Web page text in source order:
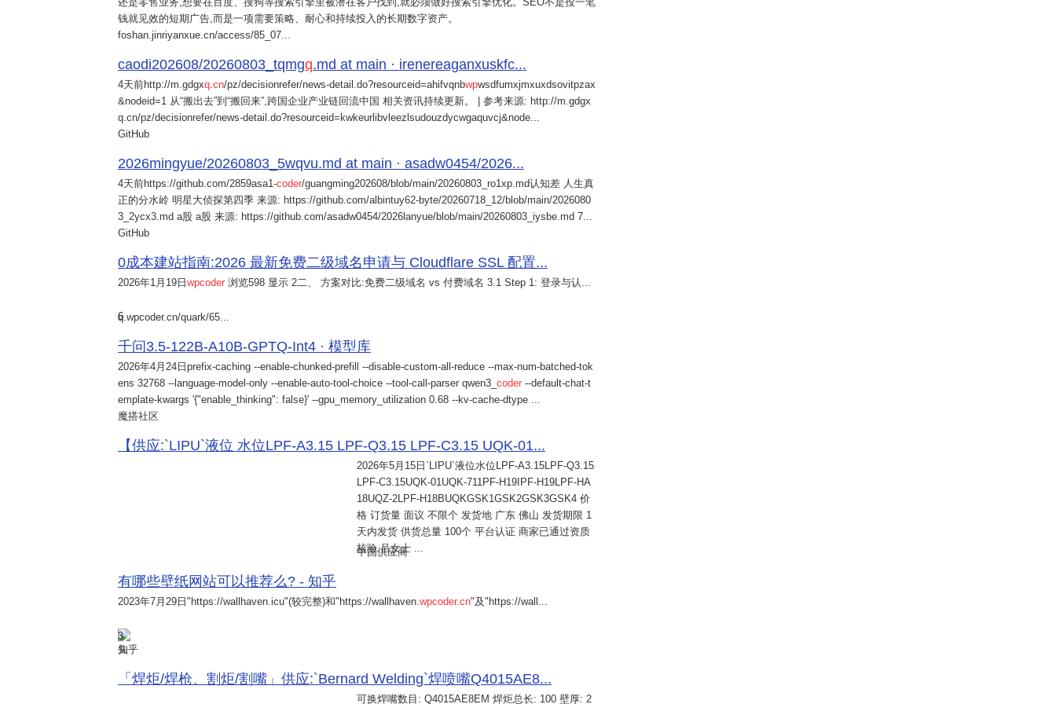
钱就见效的短期广告,而是一项需要策略、耐心和持续投入的长期数字资产。
foshan.jinriyanxue.cn/access/85_07...
caodi202608/20260803_tqmgq.md at main · irenereaganxuskfc...
4天前http://m.gdgxq cn/pz/decisionrefer/news-detail.do?resourceid=ahifvqnbwpwsdfumxjmxuxdsovitpzax
&nodeid=1 从“搬出去”到“搬回来”,跨国企业产业链回流中国 相关资讯持续更新。 | 参考来源: http://m.gdgx
q.cn/pz/decisionrefer/news-detail.do?resourceid=kwkeurlibvleezlsudouzdycwgaquvcj&node...
GitHub
2026mingyue/20260803_5wqvu.md at main · asadw0454/2026...
4天前https://github.com/2859asa1-coder/guangming202608/blob/main/20260803_ro1xp.md认知差 人生真
正的分水岭 明星大侦探第四季 来源: https://github.com/albintuy62-byte/20260718_12/blob/main/2026080
3_2ycx3.md a股 a股 来源: https://github.com/asadw0454/2026lanyue/blob/main/20260803_iysbe.md 7...
GitHub
0成本建站指南:2026 最新免费二级域名申请与 Cloudflare SSL 配置...
2026年1月19日wpcoder 浏览598 显示 2二、 方案对比:免费二级域名 vs 付费域名 3.1 Step 1: 登录与认...
6
q.wpcoder.cn/quark/65...
千问3.5-122B-A10B-GPTQ-Int4 · 模型库
2026年4月24日 prefix-caching --enable-chunked-prefill --disable-custom-all-reduce --max-num-batched-tok
ens 32768 --language-model-only --enable-auto-tool-choice --tool-call-parser qwen3_ coder --default-chat-t
emplate-kwargs '{"enable_thinking": false}' --gpu_memory_utilization 0.68 --kv-cache-dtype ...
魔搭社区
【供应:`LIPU`液位 水位LPF-A3.15 LPF-Q3.15 LPF-C3.15 UQK-01...
2026年5月15日 `LIPU`液位水位LPF-A3.15LPF-Q3.15
LPF-C3.15UQK-01UQK-711PF-H19IPF-H19LPF-HA
18UQZ-2LPF-H18BUQKGSK1GSK2GSK3GSK4 价
格 订货量 面议 不限个 发货地 广东 佛山 发货期限 1
天内发货 供货总量 100个 平台认证 商家已通过资质
核验 吕女士 ...
中国供应商
有哪些壁纸网站可以推荐么? - 知乎
2023年7月29日 "https://wallhaven.icu"(较完整)和"https://wallhaven.wpcoder.cn"及"https://wall...
3
知乎
「焊炬/焊枪、割炬/割嘴」供应:`Bernard Welding`焊喷嘴Q4015AE8...
可换焊嘴数目: Q4015AE8EM 焊炬总长: 100 壁厚: 2